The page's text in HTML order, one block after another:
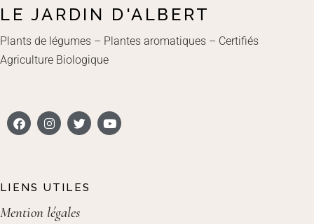
LE JARDIN D'ALBERT
Plants de légumes – Plantes aromatiques – Certifiés
Agriculture Biologique
LIENS UTILES
Mention légales